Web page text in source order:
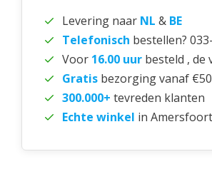
Levering naar NL & BE
Telefonisch bestellen?
Voor 16.00 uur besteld , de
Gratis bezorging vanaf €50
300.000+ tevreden klanten
Echte winkel in Amersfoort